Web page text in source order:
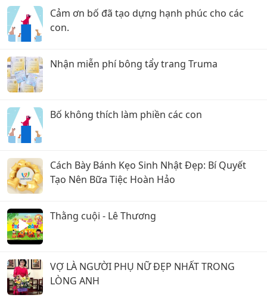
Cảm ơn bố đã tạo dựng hạnh phúc cho các
con.
Nhận miễn phí bông tẩy trang Truma
Bố không thích làm phiền các con
Cách Bày Bánh Kẹo Sinh Nhật Đẹp: Bí Quyết
Tạo Nên Bữa Tiệc Hoàn Hảo
Thằng cuội - Lê Thương
VỢ LÀ NGƯỜI PHỤ NỮ ĐẸP NHẤT TRONG
LÒNG ANH